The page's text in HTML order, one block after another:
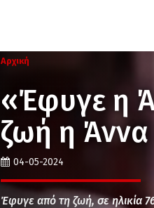
Αρχική
«Έφυγε η
ζωή η
04-05-2024
Έφυγε από τη ζωή, σε ηλικία